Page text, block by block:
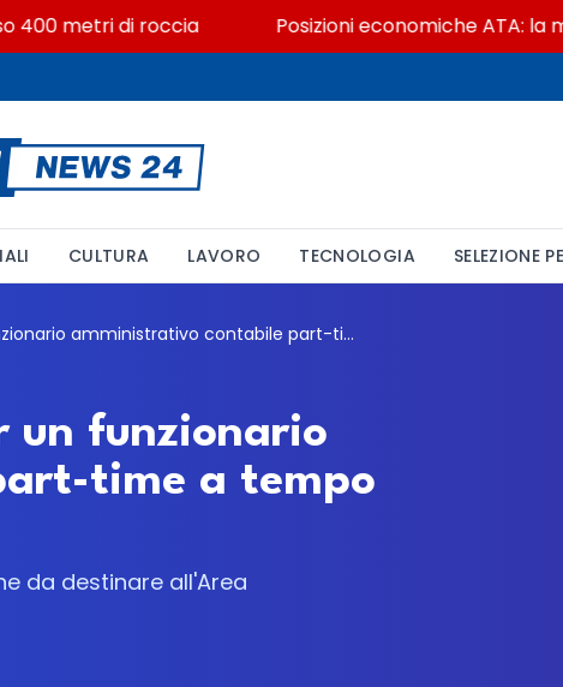
metri di roccia Posizioni economiche ATA: la
CULTURA LAVORO TECNOLOGIA SELEZIONE
Comune di Erba, bando per un funzionario amministrativo contabile part-time a tempo indeterminato
un funzionario
time a tempo
da destinare all'Area